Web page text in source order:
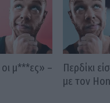
μ***ες» –
Περδίκι
με τον